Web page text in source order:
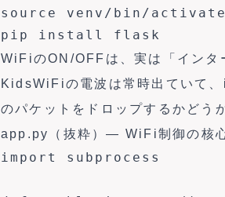
source venv/bin/activate
pip install flask
WiFiのON/OFFは、実は「インタ
KidsWiFiの電波は常時出ていて
のパケットをドロップするかどう
app.py（抜粋）— WiFi制御の核
import subprocess